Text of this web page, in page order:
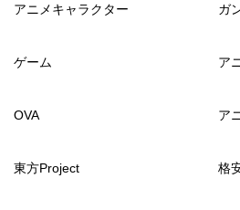
アニメキャラクター ガ
ゲーム ア
OVA ア
東方Project 格